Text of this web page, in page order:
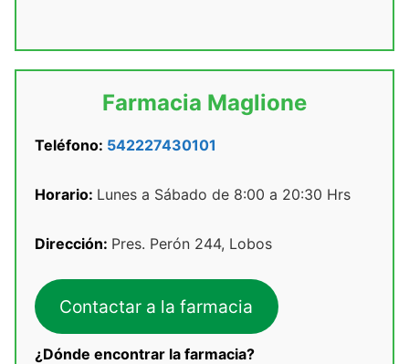
Farmacia Maglione
Teléfono: 542227430101
Horario: Lunes a Sábado de 8:00 a 20:30 Hrs
Dirección: Pres. Perón 244, Lobos
Contactar a la farmacia
¿Dónde encontrar la farmacia?